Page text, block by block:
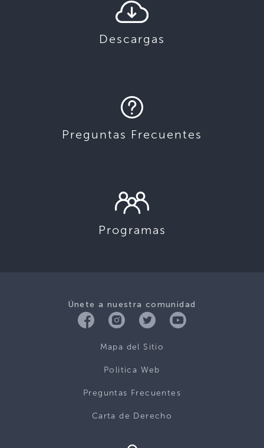
Descargas
Preguntas Frecuentes
Programas
Únete a nuestra comunidad
Mapa del Sitio
Politica Web
Preguntas Frecuentes
Carta de Derecho